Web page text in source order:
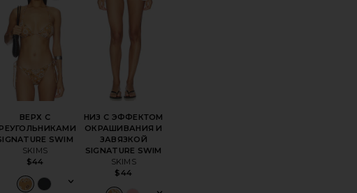
ВЕРХ С
SWIM
SKIMS
$44
НИЗ С ЭФФЕКТОМ
ОКРАШИВАНИЯ И
ЗАВЯЗКОЙ
SIGNATURE SWIM
SKIMS
$44